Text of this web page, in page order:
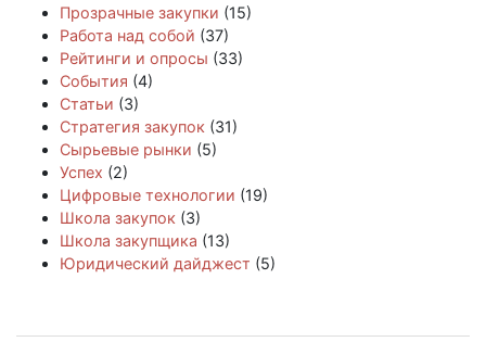
Прозрачные закупки (15)
Работа над собой (37)
Рейтинги и опросы (33)
События (4)
Статьи (3)
Стратегия закупок (31)
Сырьевые рынки (5)
Успех (2)
Цифровые технологии (19)
Школа закупок (3)
Школа закупщика (13)
Юридический дайджест (5)